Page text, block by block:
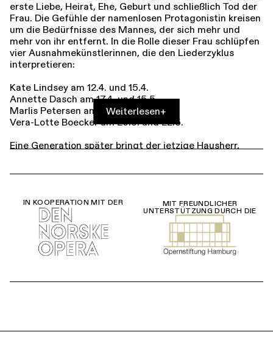
erste Liebe, Heirat, Ehe, Geburt und schließlich Tod der
Frau. Die Gefühle der namenlosen Protagonistin kreisen
um die Bedürfnisse des Mannes, der sich mehr und
mehr von ihr entfernt. In die Rolle dieser Frau schlüpfen
vier Ausnahmekünstlerinnen, die den Liederzyklus
interpretieren:
Kate Lindsey am 12.4. und 15.4.
Annette Dasch am 17.4. und 15.5.
Marlis Petersen am 22.4. und 25.4.
Vera-Lotte Boecker am 20.5. und 22.5.
Eine Generation später bringt der jetzige Hausherr,
samt den dort lauernden Abgründen. Und wieder ein
Zeitsprung: In der
Florentinischen Tragödieerkennen
wir ein gänzlich neues Ehekonstrukt – bürgerlich, aber
durchaus liberal. Als Simone seine Frau Bianca bei einer
Affäre mit dem jungen Guido ertappt, verzeiht er ihr.
Kurzum: Begehren die Menschen in allen Zeiten gleich?
Weiterlesen+
IN KOOPERATION MIT DER
MIT FREUNDLICHER
UNTERSTÜTZUNG DURCH DIE